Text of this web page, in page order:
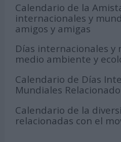
Calendario de la
internacionales y
amigos y amigas
Días internacionales y
medio ambiente y
Calendario de Días
Mundiales
Calendario de la
relacionadas con el